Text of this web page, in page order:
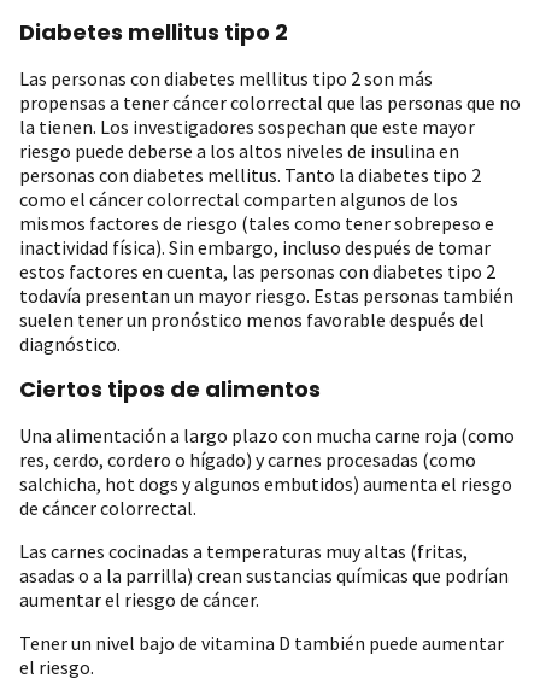
Diabetes mellitus tipo 2
Las personas con diabetes mellitus tipo 2 son más
propensas a tener cáncer colorrectal que las personas que no
la tienen. Los investigadores sospechan que este mayor
riesgo puede deberse a los altos niveles de insulina en
personas con diabetes mellitus. Tanto la diabetes tipo 2
como el cáncer colorrectal comparten algunos de los
mismos factores de riesgo (tales como tener sobrepeso e
inactividad física). Sin embargo, incluso después de tomar
estos factores en cuenta, las personas con diabetes tipo 2
todavía presentan un mayor riesgo. Estas personas también
suelen tener un pronóstico menos favorable después del
diagnóstico.
Ciertos tipos de alimentos
Una alimentación a largo plazo con mucha carne roja (como
res, cerdo, cordero o hígado) y carnes procesadas (como
salchicha, hot dogs y algunos embutidos) aumenta el riesgo
de cáncer colorrectal.
Las carnes cocinadas a temperaturas muy altas (fritas,
asadas o a la parrilla) crean sustancias químicas que podrían
aumentar el riesgo de cáncer.
Tener un nivel bajo de vitamina D también puede aumentar
el riesgo.